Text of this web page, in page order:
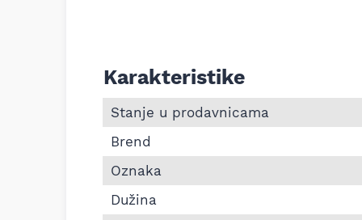
Informacije o Pk kaiš Continental 7PK1741
Karakteristike
Stanje u prodavnicama
Brend
Oznaka
Dužina